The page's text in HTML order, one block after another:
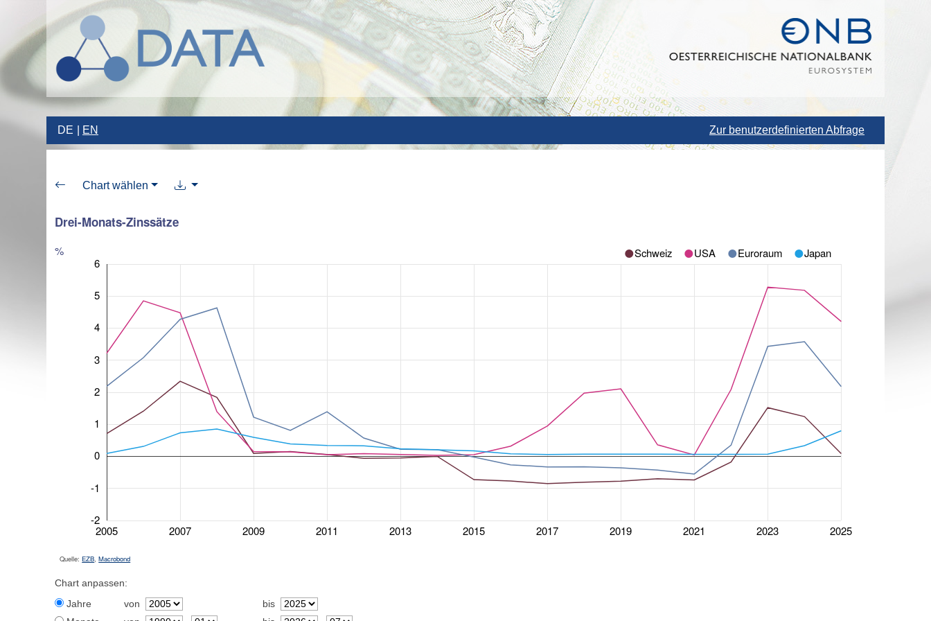
DE EN Zur benutzerdefinierten Abfrage
Chart wählen
Drei-Monats-Zinssätze
%
2005 2007 2009 2011 2013 2015 2017 2019 2021 2023 2025
-2
-1
0
1
2
3
4
5
6
Schweiz USA Euroraum Japan
Quelle:EZB,Macrobond
Chart anpassen:
Jahre
von
bis